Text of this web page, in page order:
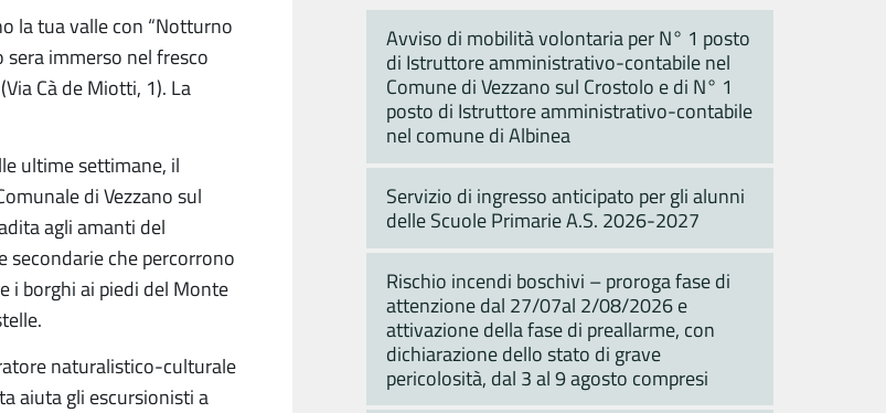
la tua valle con “Notturno
sera immerso nel fresco
Cà de Miotti, 1). La
ultime settimane, il
di Vezzano sul
agli amanti del
secondarie che percorrono
i borghi ai piedi del Monte
naturalistico-culturale
aiuta gli escursionisti a
Avviso di mobilità volontaria per N° 1 posto
di Istruttore amministrativo-contabile nel
Comune di Vezzano sul Crostolo e di N° 1
posto di Istruttore amministrativo-contabile
nel comune di Albinea
Servizio di ingresso anticipato per gli alunni
delle Scuole Primarie A.S. 2026-2027
Rischio incendi boschivi – proroga fase di
attenzione dal 27/07al 2/08/2026 e
attivazione della fase di preallarme, con
dichiarazione dello stato di grave
pericolosità, dal 3 al 9 agosto compresi